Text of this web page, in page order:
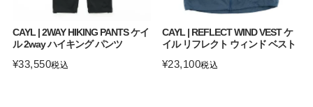
CAYL | 2WAY HIKING PANTS ケイ
ル 2way ハイキング パンツ
¥33,550税込
CAYL | REFLECT WIND VEST ケ
イル リフレクト ウィンド ベスト
¥23,100税込